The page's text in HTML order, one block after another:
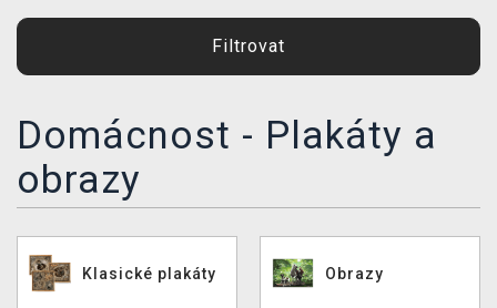
BLOG
KONTAKT
PRODEJNY
XZONE KLUB
Filtrovat
Domácnost - Plakáty a
obrazy
Klasické plakáty Obrazy